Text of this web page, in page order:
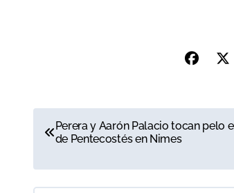
N
v
Perera y Aarón Palacio tocan pelo
de Pentecostés en Nimes